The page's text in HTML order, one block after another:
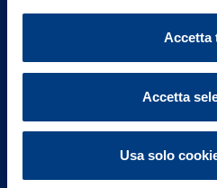
Accetta
Accetta
Usa solo
20149 Milano
Governance